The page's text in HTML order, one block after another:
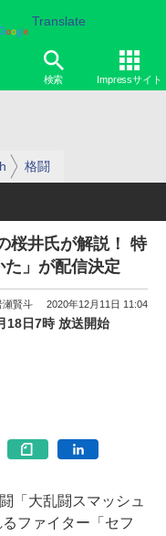
Translate
検索 Impressサイト
格闘
桜井氏が解説！ 特
」が配信決定
瀬賢斗 2020年12月11日 11:04
18日7時 放送開始
「大乱闘スマッシュ
ファイター「セフ